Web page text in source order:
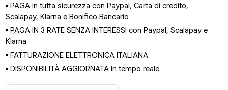
▪ PAGA in tutta sicurezza con Paypal, Carta di credito,
Scalapay, Klarna e Bonifico Bancario
▪ PAGA IN 3 RATE SENZA INTERESSI con Paypal, Scalapay e
Klarna
▪ FATTURAZIONE ELETTRONICA ITALIANA
▪ DISPONIBILITÀ AGGIORNATA in tempo reale